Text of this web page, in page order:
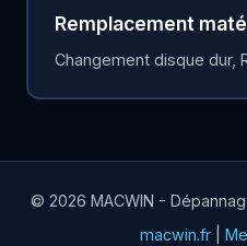
Remplacement
Changement disque dur,
© 2026 MACWIN -
macwin.fr|